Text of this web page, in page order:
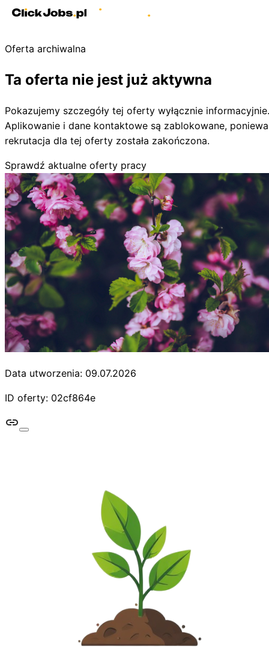
Oferta archiwalna
Ta oferta nie jest już aktywna
Pokazujemy szczegóły tej oferty wyłącznie informacyjnie.
Aplikowanie i dane kontaktowe są zablokowane,
rekrutacja dla tej oferty została zakończona.
Sprawdź aktualne oferty pracy
Data utworzenia: 09.07.2026
ID oferty: 02cf864e